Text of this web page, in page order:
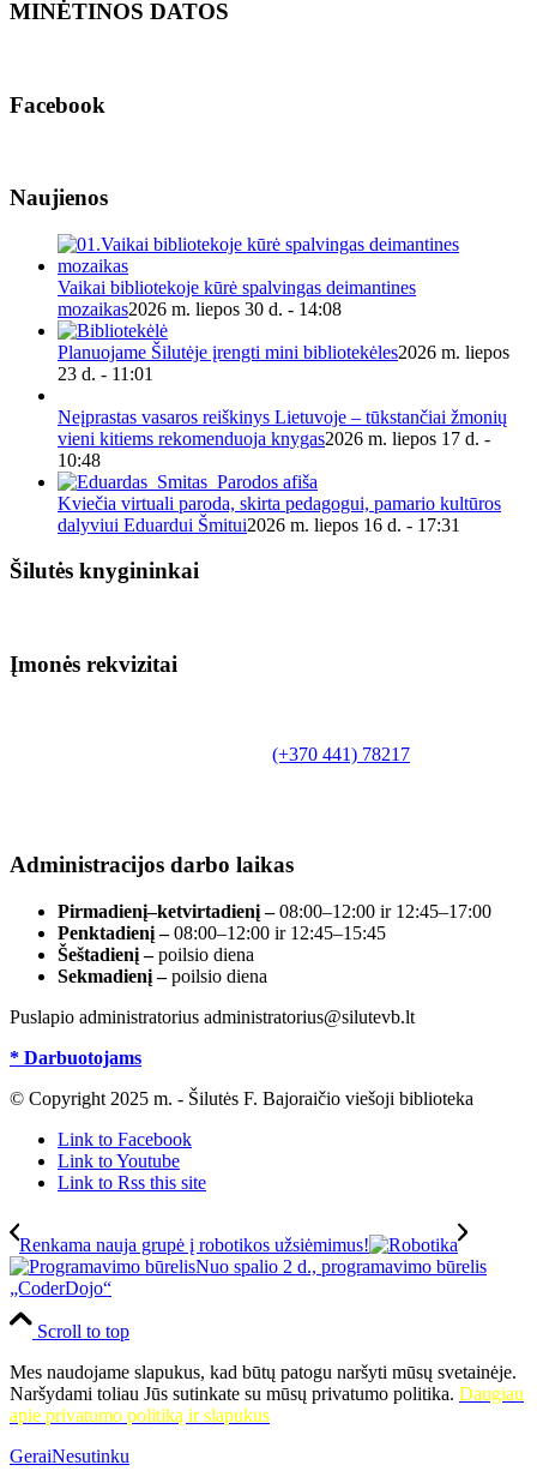
MINĖTINOS DATOS
Facebook
Naujienos
Vaikai bibliotekoje kūrė spalvingas deimantines
mozaikas2026 m. liepos 30 d. - 14:08
Planuojame Šilutėje įrengti mini bibliotekėles2026 m. liepos
23 d. - 11:01
Neįprastas vasaros reiškinys Lietuvoje – tūkstančiai žmonių
vieni kitiems rekomenduoja knygas2026 m. liepos 17 d. -
10:48
Kviečia virtuali paroda, skirta pedagogui, pamario kultūros
dalyviui Eduardui Šmitui2026 m. liepos 16 d. - 17:31
Šilutės knygininkai
Įmonės rekvizitai
(+370 441) 78217
Administracijos darbo laikas
Pirmadienį–ketvirtadienį –08:00–12:00 ir 12:45–17:00
Penktadienį –08:00–12:00 ir 12:45–15:45
Šeštadienį –poilsio diena
Sekmadienį –poilsio diena
Puslapio administratorius administratorius@silutevb.lt
* Darbuotojams
© Copyright 2025 m. - Šilutės F. Bajoraičio viešoji biblioteka
Link to Facebook
Link to Youtube
Link to Rss this site
Renkama nauja grupė į robotikos užsiėmimus!
Nuo spalio 2 d., programavimo būrelis
„CoderDojo“
Scroll to top
Mes naudojame slapukus, kad būtų patogu naršyti mūsų svetainėje.
Naršydami toliau Jūs sutinkate su mūsų privatumo politika. Daugiau
apie privatumo politiką ir slapukus
GeraiNesutinku